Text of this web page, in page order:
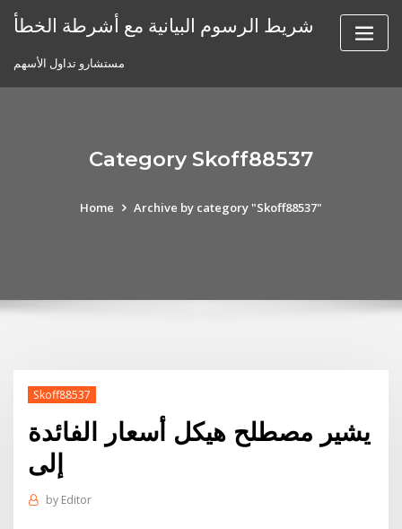
Skip
شريط الرسوم البيانية مع أشرطة الخطأ
مستشارو تداول الأسهم
Category Skoff88537
Home Archive by category "Skoff88537"
Skoff88537
يشير مصطلح هيكل أسعار الفائدة
إلى
by Editor